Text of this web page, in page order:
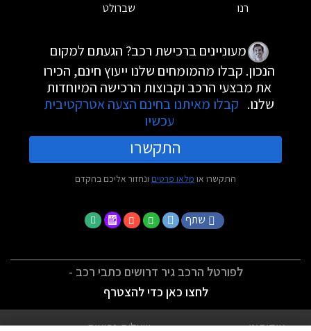
רנו
שברולט
מעוניינים ברכישת רכב? הגעתם למקום
הנכון. קבלו מהמומחים שלנו ייעוץ חינם, הכירו
את מבצעי הרכב וקבוצות הרכישה המיוחדות
שלנו. קבלו מאיתנו בחינם הצעה אטרקטיבית
עכשיו
התקשרו
התקשרו או מלאו פרטים ונחזור אליכם בהקדם
שתף
לפורטל הרכב גיר דרושים כתבי רכב -
לחצו כאן כדי להצטרף
אודותינו שאלות נפוצות